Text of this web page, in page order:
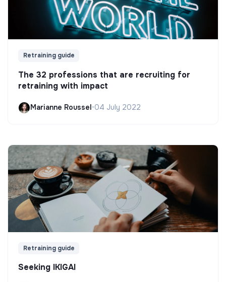
Retraining guide
The 32 professions that are recruiting for
retraining with impact
Marianne Roussel•04 July 2022
Retraining guide
Seeking IKIGAI